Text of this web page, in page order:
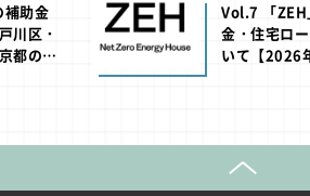
」とは？補助
ローン控除につ
年版】
でど
礎！